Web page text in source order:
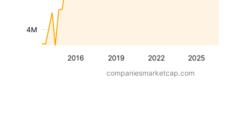
2016 2019 2022 2025
4M
companiesmarketcap.com